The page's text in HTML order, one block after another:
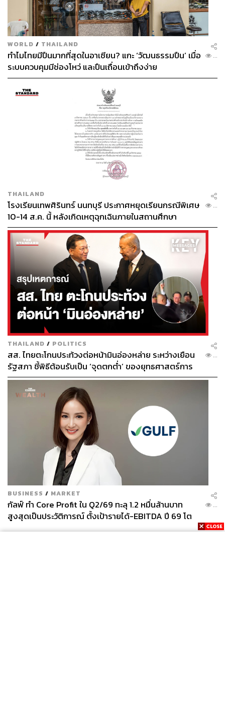
WORLD / THAILAND
ทำไมไทยมีปืนมากที่สุดในอาเซียน? แกะ ‘วัฒนธรรมปืน’ เมื่อ
ระบบควบคุมมีช่องโหว่ และปืนเถื่อนเข้าถึงง่าย
...
THAILAND
โรงเรียนเทพศิรินทร์ นนทบุรี ประกาศหยุดเรียนกรณีพิเศษ
10-14 ส.ค. นี้ หลังเกิดเหตุฉุกเฉินภายในสถานศึกษา
...
THAILAND / POLITICS
สส. ไทยตะโกนประท้วงต่อหน้ามินอ่องหล่าย ระหว่างเยือน
รัฐสภา ชี้พิธีต้อนรับเป็น ‘จุดตกต่ำ’ ของยุทธศาสตร์การ
ทูตไทย
...
BUSINESS / MARKET
กัลฟ์ ทำ Core Profit ใน Q2/69 ทะลุ 1.2 หมื่นล้านบาท
สูงสุดเป็นประวัติการณ์ ตั้งเป้ารายได้-EBITDA ปี 69 โต
12-15% พร้อมเข้าร่วม Direct PPA-โซลาร์ฟาร์มชุมชน
...